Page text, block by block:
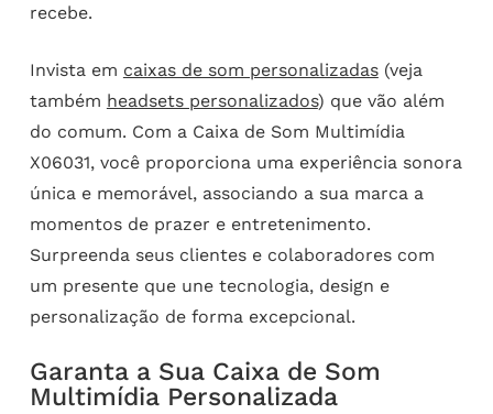
recebe.
Invista em caixas de som personalizadas(veja
também headsets personalizados) que vão além
do comum. Com a Caixa de Som Multimídia
X06031, você proporciona uma experiência sonora
única e memorável, associando a sua marca a
momentos de prazer e entretenimento.
Surpreenda seus clientes e colaboradores com
um presente que une tecnologia, design e
personalização de forma excepcional.
Garanta a Sua Caixa de Som
Multimídia Personalizada